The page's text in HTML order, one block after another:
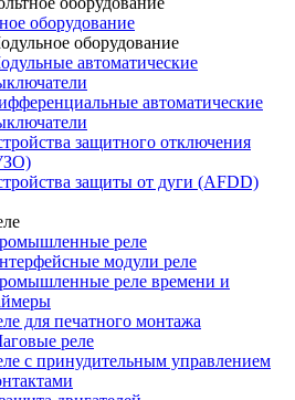
оборудование
оборудование
автоматические
автоматические
защитного отключения
защиты от дуги (AFDD)
реле
модули реле
реле времени и
для печатного монтажа
реле
с принудительным управлением